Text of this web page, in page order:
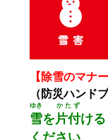
【除雪のマナー
（防災ハンド
雪
ゆき
を片付
かたず
ける